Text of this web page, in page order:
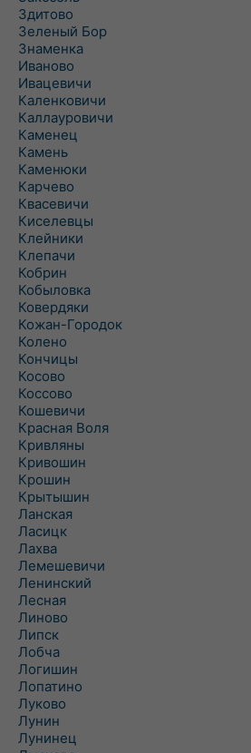
Здитово
Зеленый Бор
Знаменка
Иваново
Ивацевичи
Каленковичи
Каллауровичи
Каменец
Камень
Каменюки
Карчево
Квасевичи
Киселевцы
Клейники
Клепачи
Кобрин
Кобыловка
Ковердяки
Кожан-Городок
Колено
Кончицы
Косово
Коссово
Кошевичи
Красная Воля
Кривляны
Кривошин
Крошин
Крытышин
Ланская
Ласицк
Лахва
Лемешевичи
Ленинский
Лесная
Линово
Липск
Лобча
Логишин
Лопатино
Луково
Лунин
Лунинец